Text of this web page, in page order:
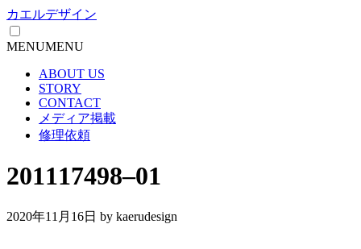
カエルデザイン
MENUMENU
ABOUT US
STORY
CONTACT
メディア掲載
修理依頼
201117498–01
2020年11月16日 by kaerudesign